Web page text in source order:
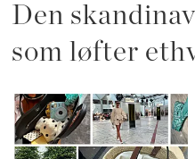
Den
som løfter